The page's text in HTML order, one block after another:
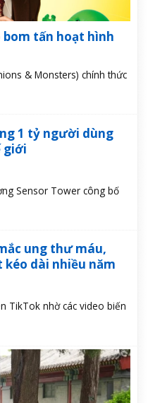
tấn hoạt hình
& Monsters) chính thức
1 tỷ người dùng
giới
Sensor Tower công bố
ung thư máu,
kéo dài nhiều năm
TikTok nhờ các video biến